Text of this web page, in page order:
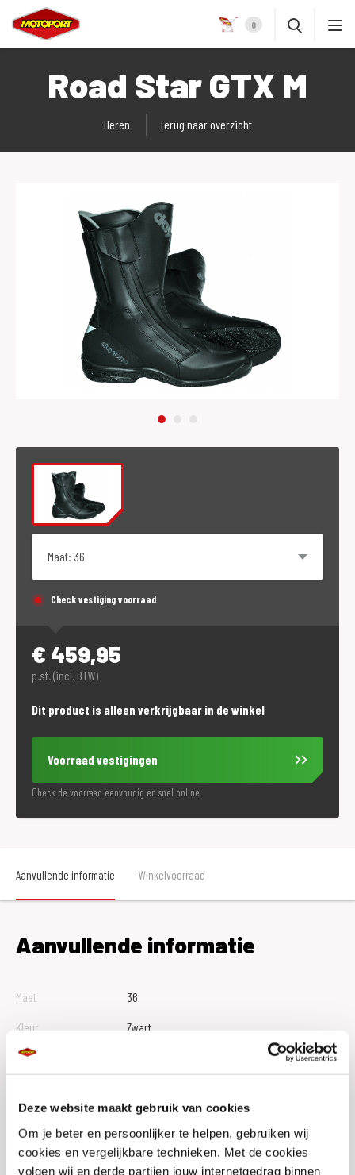
Deze website maakt gebruik van cookies
Om je beter en persoonlijker te helpen, gebruiken wij
cookies en vergelijkbare technieken. Met de cookies
volgen wij en derde partijen jouw internetgedrag binnen
0
Road Star GTX M
Heren Terug naar overzicht
Check vestiging voorraad
€ 459,95
p.st. (incl. BTW)
Dit product is alleen verkrijgbaar in de winkel
Voorraad vestigingen
Check de voorraad eenvoudig en snel online
Aanvullende informatie Winkelvoorraad
Aanvullende informatie
Maat
36
Kleur
Zwart
Merk
Geslacht
Heren, Dames, Unisex
Model
Laars